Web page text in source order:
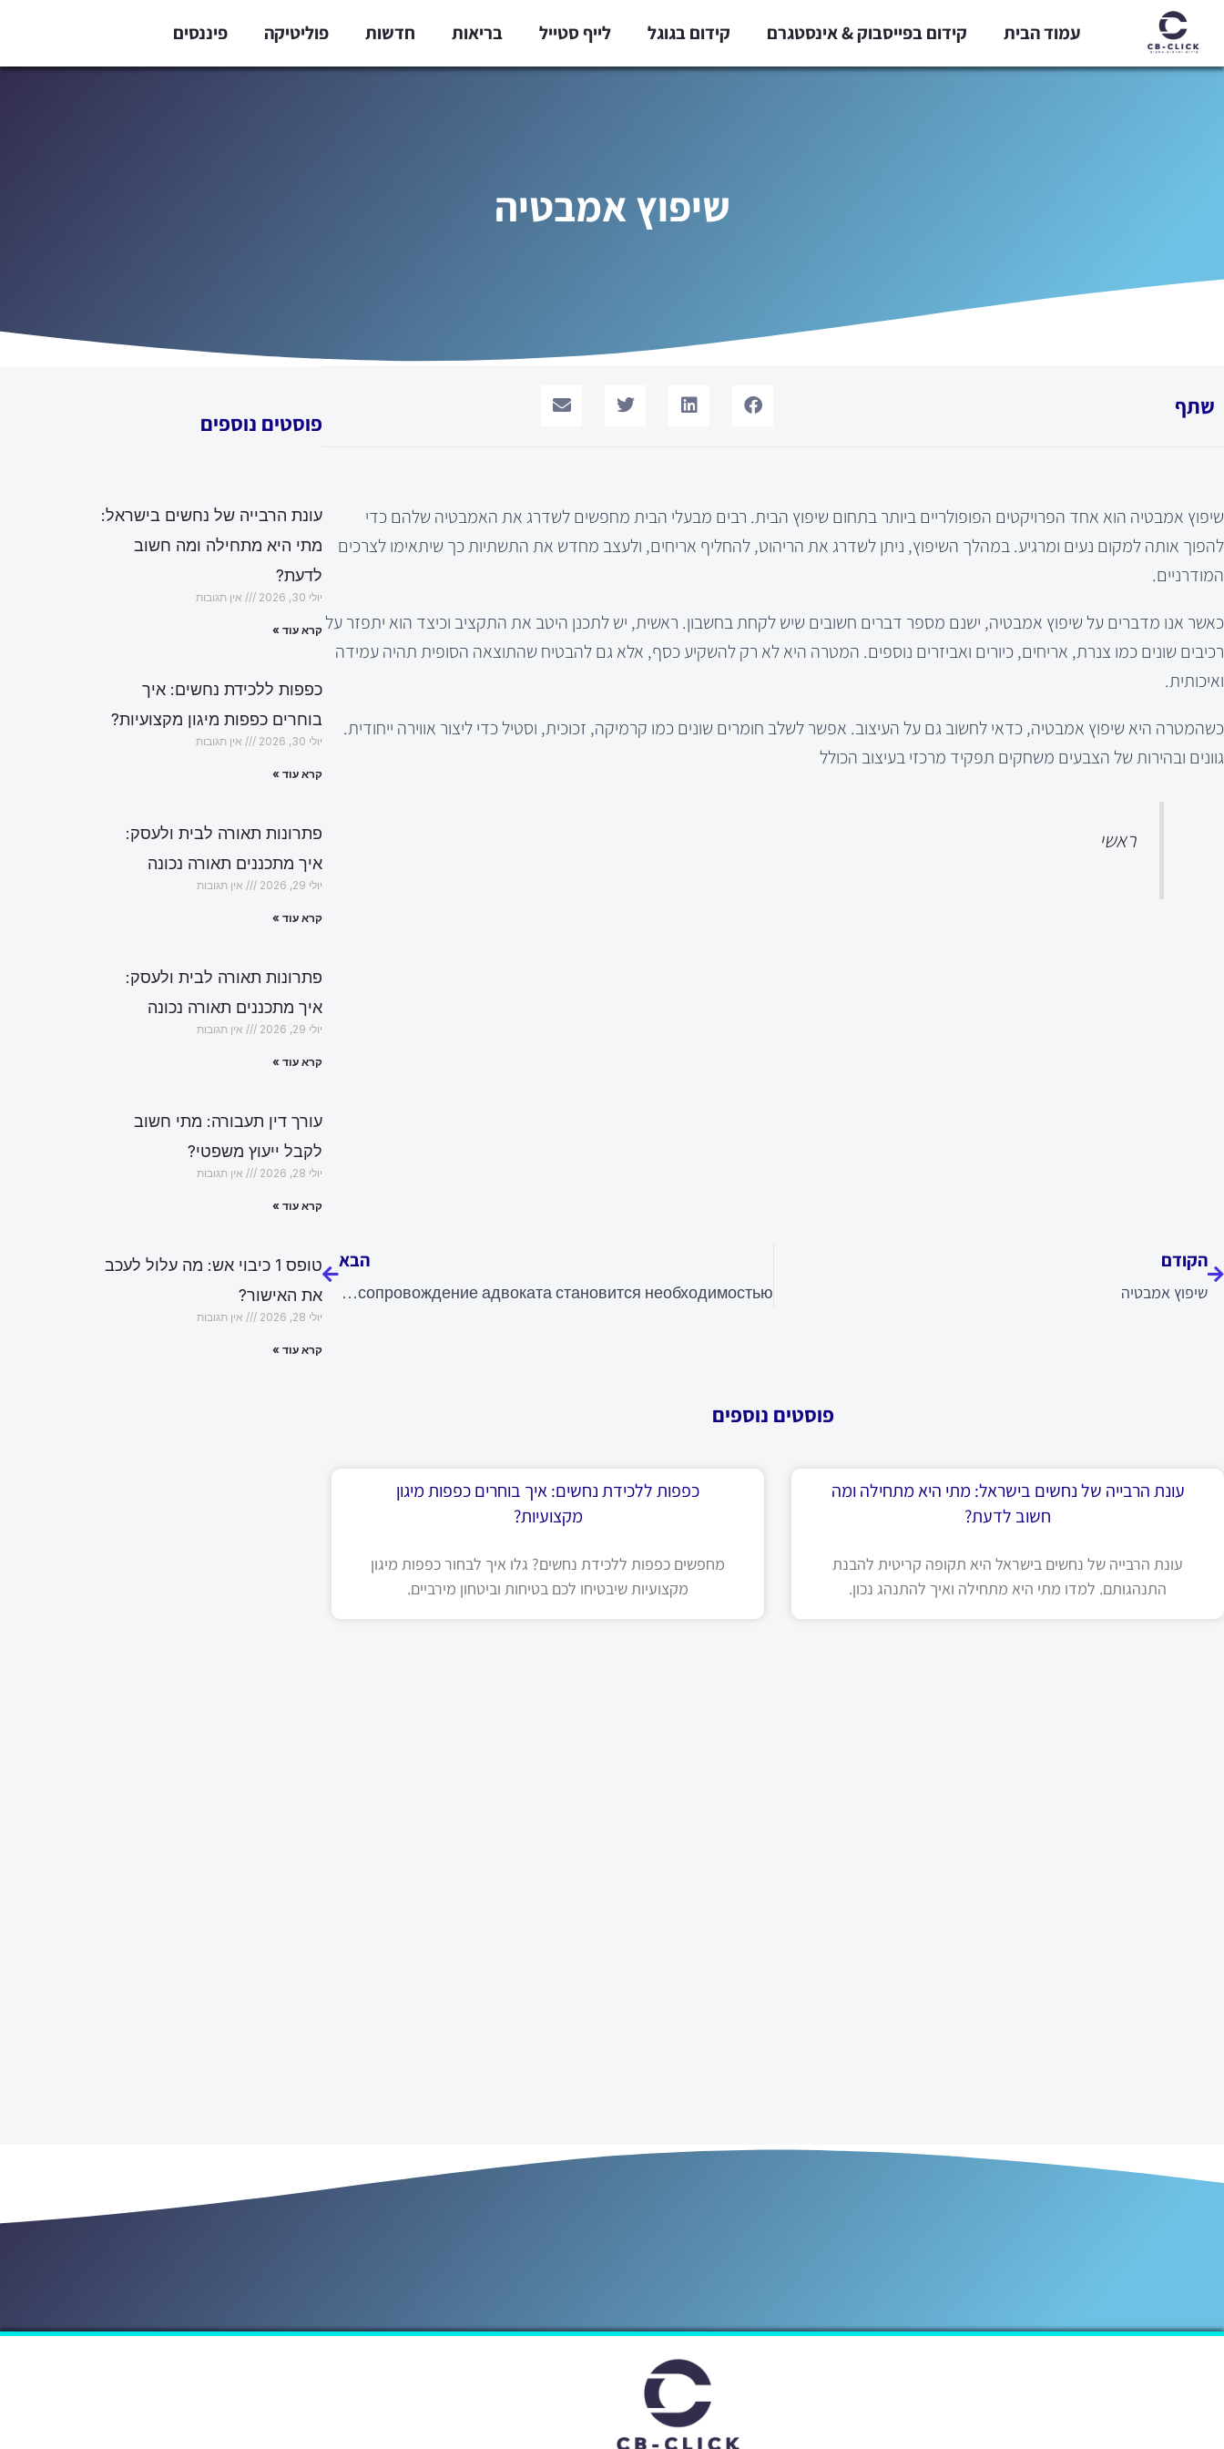
לתוכן
עמוד הבית קידום בפייסבוק & אינסטגרם קידום בגוגל לייף סטייל בריאות חדשות פוליטיקה פיננסים
שיפוץ אמבטיה
שתף
שיפוץ אמבטיה הוא אחד הפרויקטים הפופולריים ביותר בתחום שיפוץ הבית. רבים מבעלי הבית מחפשים לשדרג את האמבטיה שלהם כדי
להפוך אותה למקום נעים ומרגיע. במהלך השיפוץ, ניתן לשדרג את הריהוט, להחליף אריחים, ולעצב מחדש את התשתיות כך שיתאימו לצרכים
המודרניים.
כאשר אנו מדברים על שיפוץ אמבטיה, ישנם מספר דברים חשובים שיש לקחת בחשבון. ראשית, יש לתכנן היטב את התקציב וכיצד הוא יתפזר על
רכיבים שונים כמו צנרת, אריחים, כיורים ואביזרים נוספים. המטרה היא לא רק להשקיע כסף, אלא גם להבטיח שהתוצאה הסופית תהיה עמידה
ואיכותית.
כשהמטרה היא שיפוץ אמבטיה, כדאי לחשוב גם על העיצוב. אפשר לשלב חומרים שונים כמו קרמיקה, זכוכית, וסטיל כדי ליצור אווירה ייחודית.
גוונים ובהירות של הצבעים משחקים תפקיד מרכזי בעיצוב הכולל
ראשי
הקודם
שיפוץ אמבטיה
הבא
Юридическая помощь в Израиле: почему сопровождение адвоката становится необходимостью
הבא
פוסטים נוספים
עונת הרבייה של נחשים בישראל: מתי היא מתחילה ומה
חשוב לדעת?
עונת הרבייה של נחשים בישראל היא תקופה קריטית להבנת
התנהגותם. למדו מתי היא מתחילה ואיך להתנהג נכון.
כפפות ללכידת נחשים: איך בוחרים כפפות מיגון
מקצועיות?
מחפשים כפפות ללכידת נחשים? גלו איך לבחור כפפות מיגון
מקצועיות שיבטיחו לכם בטיחות וביטחון מירביים.
פוסטים נוספים
עונת הרבייה של נחשים בישראל:
מתי היא מתחילה ומה חשוב
לדעת?
יולי 30, 2026 אין תגובות
קרא עוד »
כפפות ללכידת נחשים: איך
בוחרים כפפות מיגון מקצועיות?
יולי 30, 2026 אין תגובות
קרא עוד »
פתרונות תאורה לבית ולעסק:
איך מתכננים תאורה נכונה
יולי 29, 2026 אין תגובות
קרא עוד »
פתרונות תאורה לבית ולעסק:
איך מתכננים תאורה נכונה
יולי 29, 2026 אין תגובות
קרא עוד »
עורך דין תעבורה: מתי חשוב
לקבל ייעוץ משפטי?
יולי 28, 2026 אין תגובות
קרא עוד »
טופס 1 כיבוי אש: מה עלול לעכב
את האישור?
יולי 28, 2026 אין תגובות
קרא עוד »